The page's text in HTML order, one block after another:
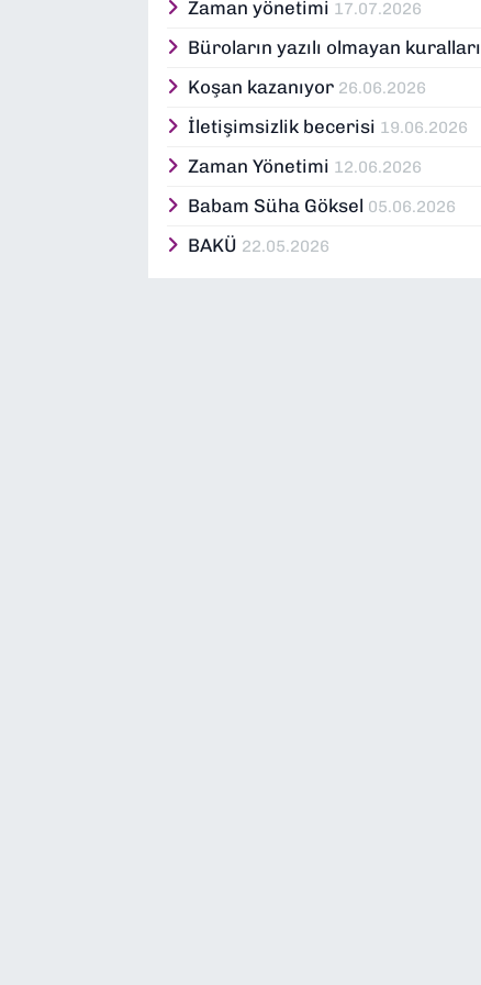
Zaman yönetimi 17.07.2026
Büroların yazılı olmayan kuralları
Koşan kazanıyor 26.06.2026
İletişimsizlik becerisi 19.06.2026
Zaman Yönetimi 12.06.2026
Babam Süha Göksel 05.06.2026
BAKÜ 22.05.2026